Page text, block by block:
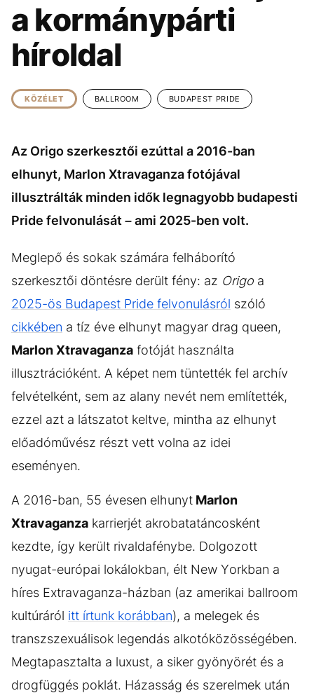
UTAZÁS
ÉLETMÓD DESIGN
BESZÉLGETÉSEK
VIDEÓ TÖRTÉNETEK
a kormánypárti
híroldal
KÖZÉLET BALLROOM BUDAPEST PRIDE
Az Origo szerkesztői ezúttal a 2016-ban
elhunyt, Marlon Xtravaganza fotójával
illusztrálták minden idők legnagyobb budapesti
Pride felvonulását – ami 2025-ben volt.
Meglepő és sokak számára felháborító
szerkesztői döntésre derült fény: az Origo a
2025-ös Budapest Pride felvonulásról szóló
cikkében a tíz éve elhunyt magyar drag queen,
Marlon Xtravaganza fotóját használta
illusztrációként. A képet nem tüntették fel archív
felvételként, sem az alany nevét nem említették,
ezzel azt a látszatot keltve, mintha az elhunyt
előadóművész részt vett volna az idei
eseményen.
A 2016-ban, 55 évesen elhunyt Marlon
Xtravaganza karrierjét akrobatatáncosként
kezdte, így került rivaldafénybe. Dolgozott
nyugat-európai lokálokban, élt New Yorkban a
híres Extravaganza-házban (az amerikai ballroom
kultúráról itt írtunk korábban), a melegek és
transzszexuálisok legendás alkotóközösségében.
Megtapasztalta a luxust, a siker gyönyörét és a
drogfüggés poklát. Házasság és szerelmek után